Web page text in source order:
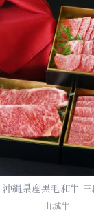
お買い物カゴに追
沖縄県産黒毛和牛 三
山城牛